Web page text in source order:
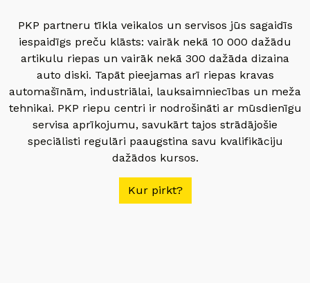
PKP partneru tīkla veikalos un servisos jūs sagaidīs
iespaidīgs preču klāsts: vairāk nekā 10 000 dažādu
artikulu riepas un vairāk nekā 300 dažāda dizaina
auto diski. Tapāt pieejamas arī riepas kravas
automašīnām, industriālai, lauksaimniecības un meža
tehnikai. PKP riepu centri ir nodrošināti ar mūsdienīgu
servisa aprīkojumu, savukārt tajos strādājošie
speciālisti regulāri paaugstina savu kvalifikāciju
dažādos kursos.
Kur pirkt?